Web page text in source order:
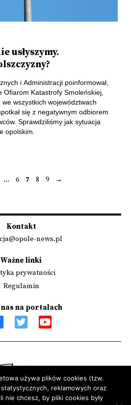
usłyszymy.
i Administracji poinformował,
Ofiarom Katastrofy Smoleńskiej,
wszystkich województwach
się z negatywnym odbiorem
Sprawdziliśmy jak sytuacja
opolskim.
Stronicowanie
wpisów
… 6 7 8 9 →
Kontakt
news.pl
Ważne linki
prywatności
Regulamin
nas na portalach
Instytut Wolności - Centrum
używa plików cookies (tzw.
reklamowych oraz
nie chcesz, by pliki cookies były